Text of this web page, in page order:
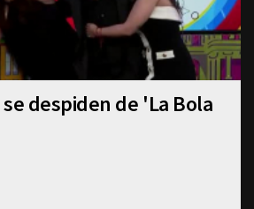
despiden de 'La Bola